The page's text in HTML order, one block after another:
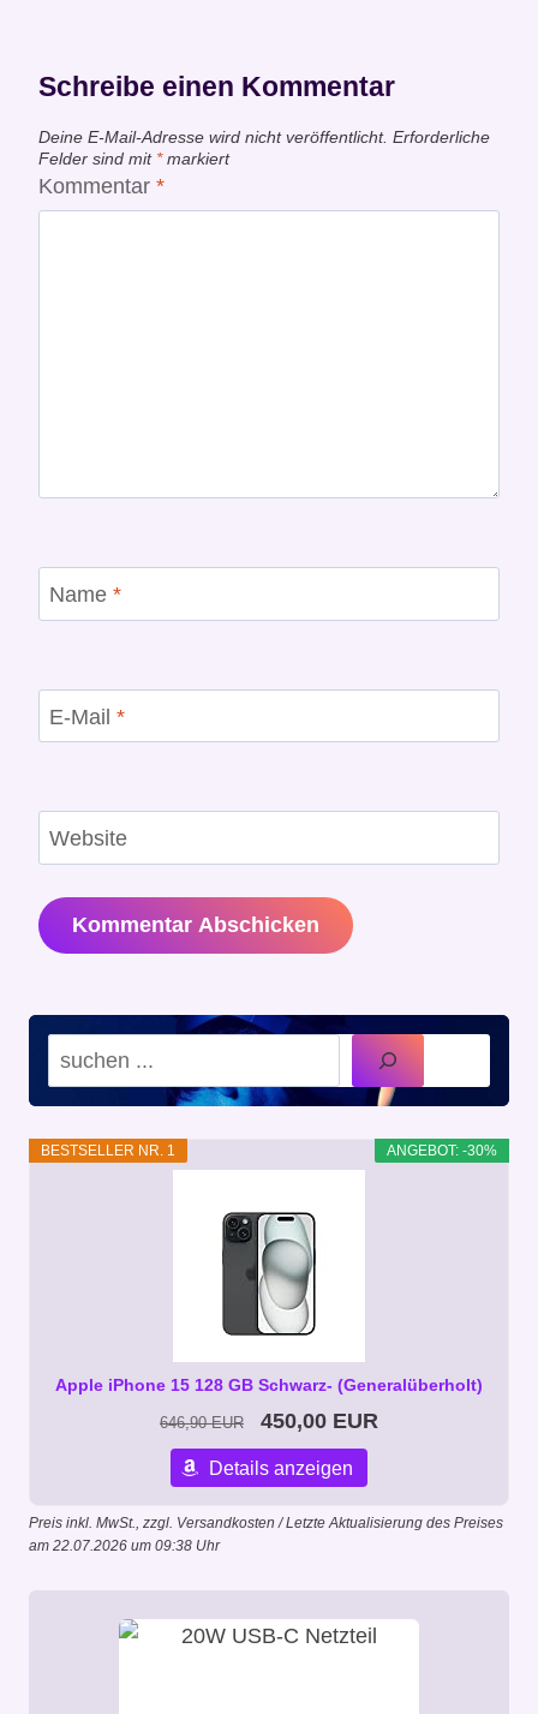
Schreibe einen Kommentar
Deine E-Mail-Adresse wird nicht veröffentlicht. Erforderliche
Felder sind mit *markiert
Kommentar *
Name *
E-Mail *
Website
Suchen
ANGEBOT: -30%
BESTSELLER NR. 1
Apple iPhone 15 128 GB Schwarz- (Generalüberholt)
646,90 EUR 450,00 EUR
Details anzeigen
Preis inkl. MwSt., zzgl. Versandkosten / Letzte Aktualisierung des Preises
am 22.07.2026 um 09:38 Uhr